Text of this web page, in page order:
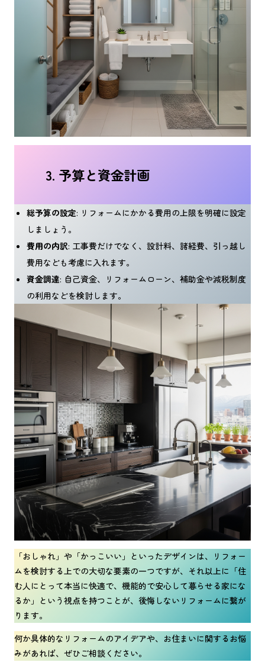
3. 予算と資金計画
総予算の設定: リフォームにかかる費用の上限を明確に設定
しましょう。
費用の内訳: 工事費だけでなく、設計料、諸経費、引っ越し
費用なども考慮に入れます。
資金調達: 自己資金、リフォームローン、補助金や減税制度
の利用などを検討します。
「おしゃれ」や「かっこいい」といったデザインは、リフォー
ムを検討する上での大切な要素の一つですが、それ以上に「住
む人にとって本当に快適で、機能的で安心して暮らせる家にな
るか」という視点を持つことが、後悔しないリフォームに繋が
ります。
何か具体的なリフォームのアイデアや、お住まいに関するお悩
みがあれば、ぜひご相談ください。